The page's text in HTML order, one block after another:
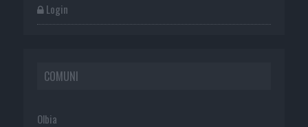
Login
COMUNI
Olbia